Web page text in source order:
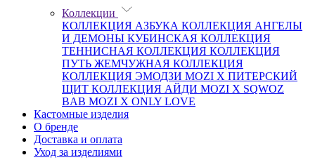
Коллекции
КОЛЛЕКЦИЯ АЗБУКА КОЛЛЕКЦИЯ АНГЕЛЫ
И ДЕМОНЫ КУБИНСКАЯ КОЛЛЕКЦИЯ
ТЕННИСНАЯ КОЛЛЕКЦИЯ КОЛЛЕКЦИЯ
ПУТЬ ЖЕМЧУЖНАЯ КОЛЛЕКЦИЯ
КОЛЛЕКЦИЯ ЭМОДЗИ MOZI X ПИТЕРСКИЙ
ЩИТ КОЛЛЕКЦИЯ АЙДИ MOZI X SQWOZ
BAB MOZI X ONLY LOVE
Кастомные изделия
О бренде
Доставка и оплата
Уход за изделиями